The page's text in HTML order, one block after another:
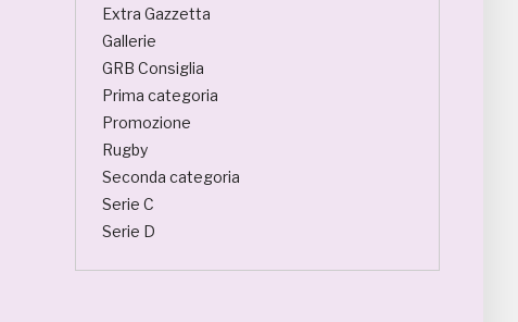
Extra Gazzetta
Gallerie
GRB Consiglia
Prima categoria
Promozione
Rugby
Seconda categoria
Serie C
Serie D